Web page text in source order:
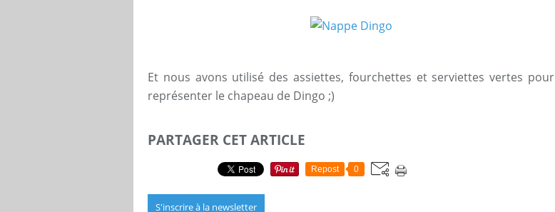
Et nous avons utilisé des assiettes, fourchettes et serviettes vertes pour
représenter le chapeau de Dingo ;)
PARTAGER CET ARTICLE
Repost 0
S'inscrire à la newsletter